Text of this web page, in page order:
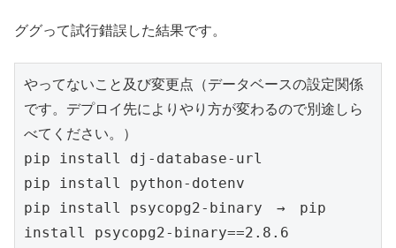
ググって試行錯誤した結果です。
やってないこと及び変更点（データベースの設定関係
です。デプロイ先によりやり方が変わるので別途しら
べてください。）
pip install dj-database-url
pip install python-dotenv
pip install psycopg2-binary　→　pip
install psycopg2-binary==2.8.6